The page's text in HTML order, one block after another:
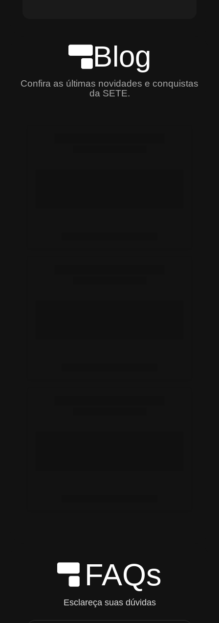
Blog
Confira as últimas novidades e conquistas
da SETE.
FAQs
Esclareça suas dúvidas